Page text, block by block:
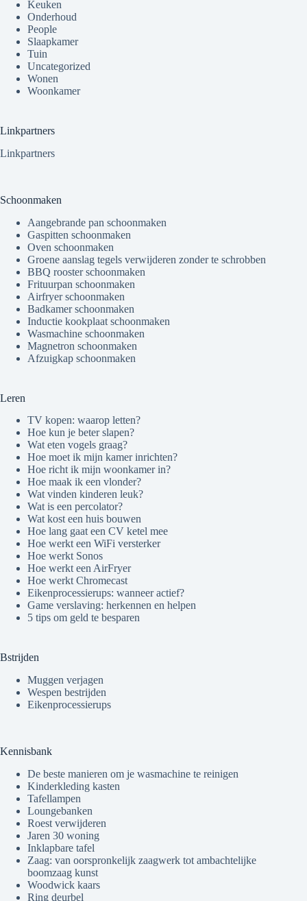
Keuken
Onderhoud
People
Slaapkamer
Tuin
Uncategorized
Wonen
Woonkamer
Linkpartners
Linkpartners
Schoonmaken
Aangebrande pan schoonmaken
Gaspitten schoonmaken
Oven schoonmaken
Groene aanslag tegels verwijderen zonder te schrobben
BBQ rooster schoonmaken
Frituurpan schoonmaken
Airfryer schoonmaken
Badkamer schoonmaken
Inductie kookplaat schoonmaken
Wasmachine schoonmaken
Magnetron schoonmaken
Afzuigkap schoonmaken
Leren
TV kopen: waarop letten?
Hoe kun je beter slapen?
Wat eten vogels graag?
Hoe moet ik mijn kamer inrichten?
Hoe richt ik mijn woonkamer in?
Hoe maak ik een vlonder?
Wat vinden kinderen leuk?
Wat is een percolator?
Wat kost een huis bouwen
Hoe lang gaat een CV ketel mee
Hoe werkt een WiFi versterker
Hoe werkt Sonos
Hoe werkt een AirFryer
Hoe werkt Chromecast
Eikenprocessierups: wanneer actief?
Game verslaving: herkennen en helpen
5 tips om geld te besparen
Bstrijden
Muggen verjagen
Wespen bestrijden
Eikenprocessierups
Kennisbank
De beste manieren om je wasmachine te reinigen
Kinderkleding kasten
Tafellampen
Loungebanken
Roest verwijderen
Jaren 30 woning
Inklapbare tafel
Zaag: van oorspronkelijk zaagwerk tot ambachtelijke
boomzaag kunst
Woodwick kaars
Ring deurbel